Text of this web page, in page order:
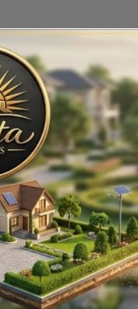
SOCIAL MEDIA